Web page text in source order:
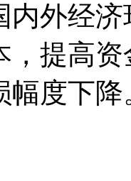
外经济
，提高
幅度下降